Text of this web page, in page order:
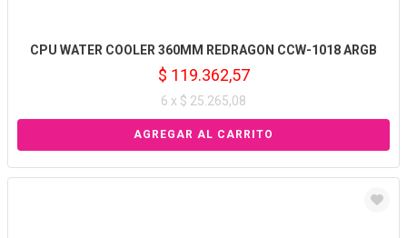
CPU WATER COOLER 360MM REDRAGON CCW-1018 ARGB
$ 119.362,57
6 x $ 25.265,08